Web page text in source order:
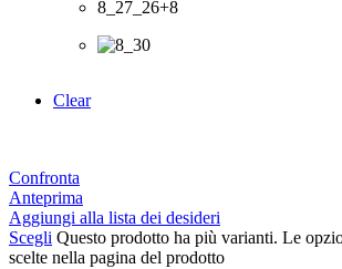
Clear
Confronta
Anteprima
Aggiungi alla lista dei desideri
Scegli Questo prodotto ha più varianti. Le
scelte nella pagina del prodotto